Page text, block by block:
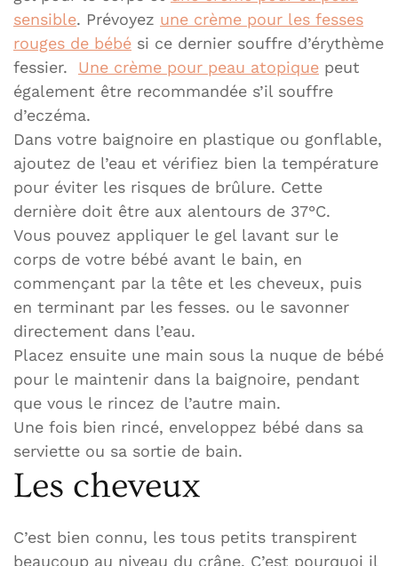
sensible. Prévoyez une crème pour les fesses
rouges de bébé si ce dernier souffre d’érythème
fessier. Une crème pour peau atopique peut
également être recommandée s’il souffre
d’eczéma.
Dans votre baignoire en plastique ou gonflable,
ajoutez de l’eau et vérifiez bien la température
pour éviter les risques de brûlure. Cette
dernière doit être aux alentours de 37°C.
Vous pouvez appliquer le gel lavant sur le
corps de votre bébé avant le bain, en
commençant par la tête et les cheveux, puis
en terminant par les fesses. ou le savonner
directement dans l’eau.
Placez ensuite une main sous la nuque de bébé
pour le maintenir dans la baignoire, pendant
que vous le rincez de l’autre main.
Une fois bien rincé, enveloppez bébé dans sa
serviette ou sa sortie de bain.
Les cheveux
C’est bien connu, les tous petits transpirent
beaucoup au niveau du crâne. C’est pourquoi il